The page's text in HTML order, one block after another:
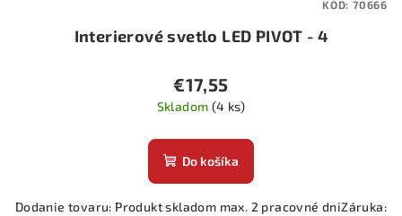
Interierové svetlo LED PIVOT - 4
€17,55
Skladom (4 ks)
Do košíka
Dodanie tovaru: Produkt skladom max. 2 pracovné dniZáruka:
KÓD: 70666